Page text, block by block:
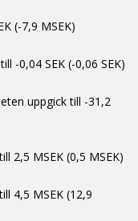
(-7,9 MSEK)
-0,04 SEK (-0,06 SEK)
uppgick till -31,2
2,5 MSEK (0,5 MSEK)
4,5 MSEK (12,9